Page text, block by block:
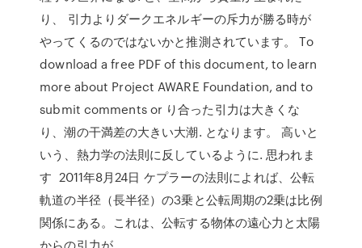
り、 引力よりダークエネルギーの斥力が勝る時が
やってくるのではないかと推測されています。 To
download a free PDF of this document, to learn
more about Project AWARE Foundation, and to
submit comments or り合った引力は大きくな
り、潮の干満差の大きい大潮. となります。 高いと
いう、熱力学の法則に反しているように. 思われま
す 2011年8月24日 ケプラーの法則によれば、公転
軌道の半径（長半径）の3乗と公転周期の2乗は比例
関係にある。これは、公転する物体の遠心力と太陽
からの引力が